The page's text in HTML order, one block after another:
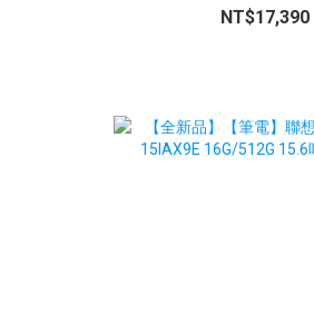
命徵象 睡眠追蹤
NT$17,390